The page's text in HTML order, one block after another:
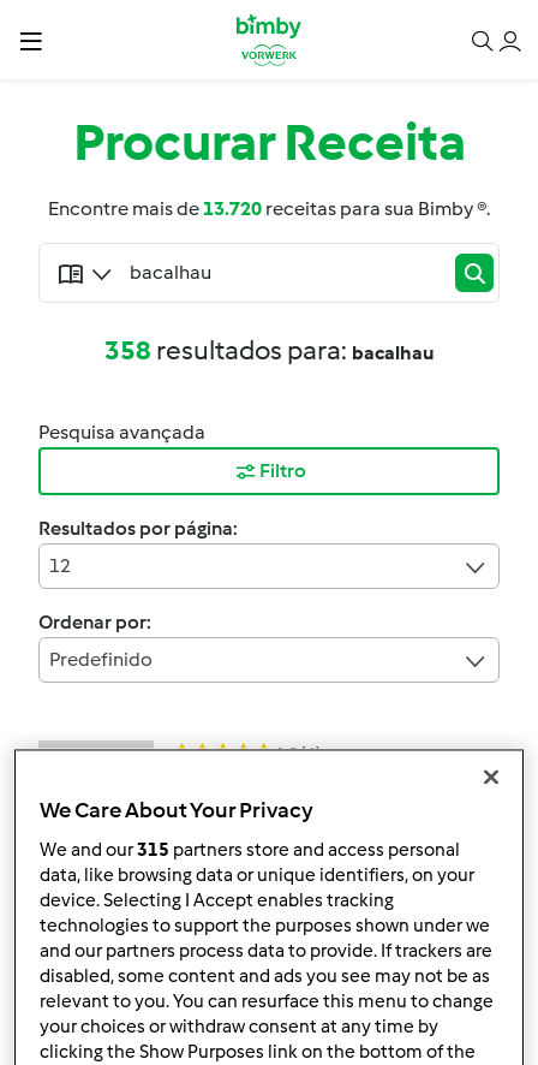
ProcurarReceita
Encontre mais de13.720 receitas para sua Bimby ®.
358 resultados para: bacalhau
Pesquisa avançada
Filtro
Resultados por página:
12
Ordenar por:
Predefinido
4.8(4)
espinafres
porGast
-- 30min
4.7(3)
Lasanha de bacalhau
We Care About Your Privacy
We and our315 partners store and access personal
data, like browsing data or unique identifiers, on your
device. Selecting I Accept enables tracking
technologies to support the purposes shown under we
and our partners process data to provide. If trackers are
disabled, some content and ads you see may not be as
relevant to you. You can resurface this menu to change
your choices or withdraw consent at any time by
clicking the Show Purposes link on the bottom of the